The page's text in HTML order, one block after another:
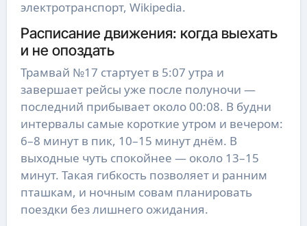
электротранспорт, Wikipedia.
Расписание движения: когда выехать
и не опоздать
Трамвай №17 стартует в 5:07 утра и
завершает рейсы уже после полуночи —
последний прибывает около 00:08. В будни
интервалы самые короткие утром и вечером:
6–8 минут в пик, 10–15 минут днём. В
выходные чуть спокойнее — около 13–15
минут. Такая гибкость позволяет и ранним
пташкам, и ночным совам планировать
поездки без лишнего ожидания.